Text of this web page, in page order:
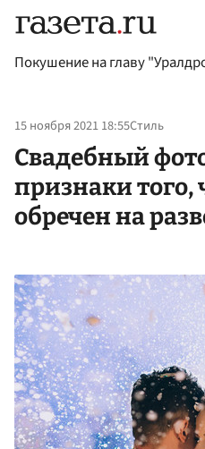
Покушение на главу
15 ноября 2021 18:55Стиль
Свадебный
признаки того,
обречен на